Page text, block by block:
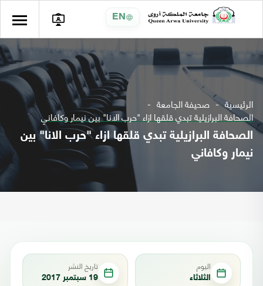
EN
الرئيسية صحيفة الجامعة
الصحافة البرازيلية تبدي قلقها ازاء "حرب الانا" بين نيمار وكافاني
الصحافة البرازيلية تبدي قلقها ازاء "حرب الانا" بين
نيمار وكافاني
اليوم
الثلاثاء
تاريخ النشر
19 سبتمبر 2017